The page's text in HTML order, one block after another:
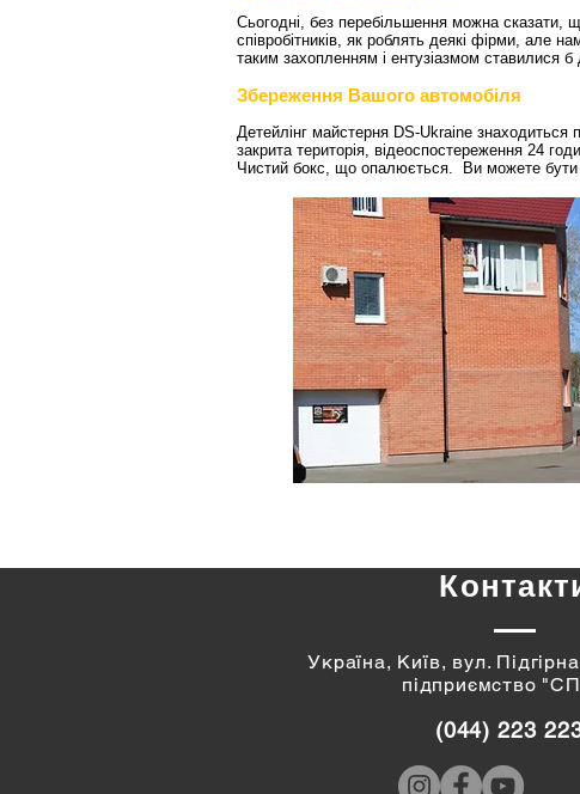
Сьогодні, без перебільшення можна сказати,
співробітників, як роблять деякі фірми, але
таким захопленням і ентузіазмом ставилися б
Збереження Вашого автомобіля
Детейлінг майстерня DS-Ukraine знаходиться
закрита територія, відеоспостереження 24
Чистий бокс, що опалюється. Ви можете бути
Україна, Київ, вул.
підприємство
(044) 223